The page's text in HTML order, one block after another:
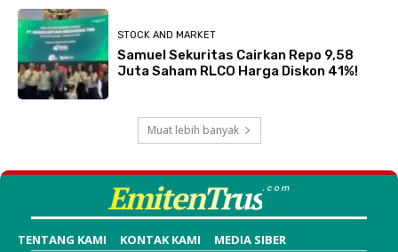
STOCK AND MARKET
Samuel Sekuritas Cairkan Repo 9,58
Juta Saham RLCO Harga Diskon 41%!
Muat lebih banyak
EmitenTrus.com
TENTANG KAMI KONTAK KAMI MEDIA SIBER